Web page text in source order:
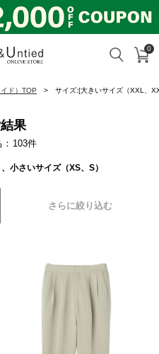
検索 カ
0
ド）TOP サイズ:[大きいサイズ（XXL、
果
103件
小さいサイズ（XS、S）
さらに絞り込む